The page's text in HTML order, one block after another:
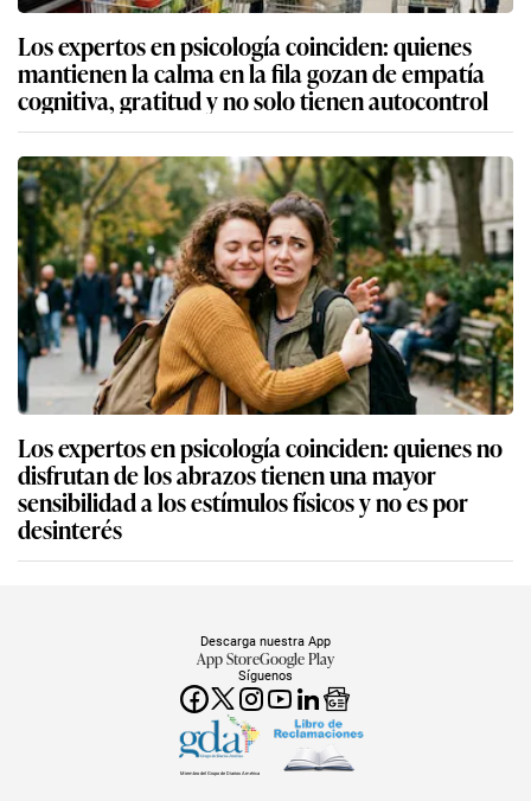
Los expertos en psicología coinciden: quienes
mantienen la calma en la fila gozan de empatía
cognitiva, gratitud y no solo tienen autocontrol
Los expertos en psicología coinciden: quienes no
disfrutan de los abrazos tienen una mayor
sensibilidad a los estímulos físicos y no es por
desinterés
Síguenos
Descarga nuestra App
App StoreGoogle Play
Miembro del Grupo de Diarios América